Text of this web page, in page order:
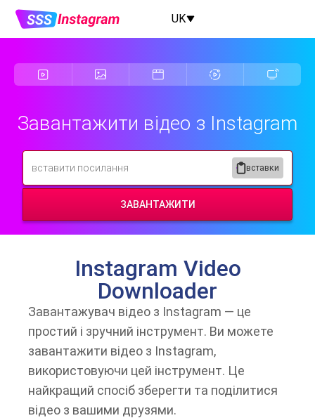
UK
Завантажити відео з Instagram
вставки
ЗАВАНТАЖИТИ
Instagram Video
Downloader
Завантажувач відео з Instagram — це
простий і зручний інструмент. Ви можете
завантажити відео з Instagram,
використовуючи цей інструмент. Це
найкращий спосіб зберегти та поділитися
відео з вашими друзями.